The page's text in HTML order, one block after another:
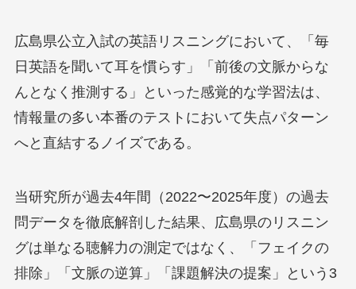
広島県公立入試の英語リスニングにおいて、「毎
日英語を聞いて耳を慣らす」「前後の文脈からな
んとなく推測する」といった感覚的な学習法は、
情報量の多い本番のテストにおいて失点パターン
へと直結するノイズである。
当研究所が過去4年間（2022〜2025年度）の過去
問データを徹底解剖した結果、広島県のリスニン
グは単なる聴解力の測定ではなく、「フェイクの
排除」「文脈の逆算」「課題解決の提案」という3